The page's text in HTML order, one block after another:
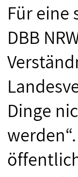
Für eine
DBB
Dinge